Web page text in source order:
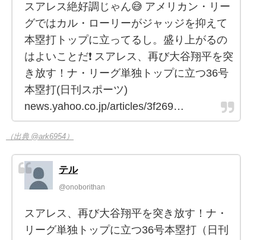
スアレス絶好調じゃん😅 アメリカン・リー
グではカル・ローリーがジャッジを抑えて
本塁打トップに立ってるし。盛り上がるの
はよいことだ❗️ スアレス、再び大谷翔平を突
き放す！ナ・リーグ単独トップに立つ36号
本塁打(日刊スポーツ)
news.yahoo.co.jp/articles/3f269…
（出典 @ark6954）
テル
@onoborithan
スアレス、再び大谷翔平を突き放す！ナ・
リーグ単独トップに立つ36号本塁打（日刊